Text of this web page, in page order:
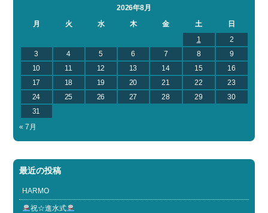
2026年8月
月
火 水 木 金 土
日
1
2
3
4 5 6 7 8
9
10
11 12 13 14 15
16
17
18 19 20 21 22
23
24
25 26 27 28 29
30
31
« 7月
最近の投稿
HARMO
祝☆進水式